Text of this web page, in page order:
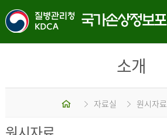
소개
홈 자료실 원시자료